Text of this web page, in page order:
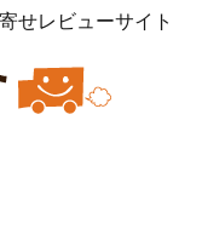
せレビューサイト